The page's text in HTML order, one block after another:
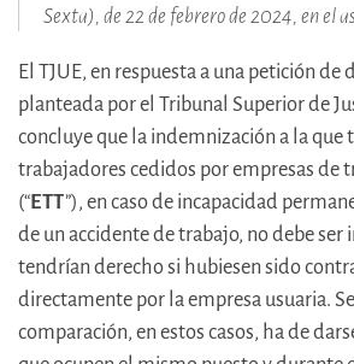
Sexta), de 22 de febrero de 2024, en el
El TJUE, en respuesta a una petición de
planteada por el Tribunal Superior de
concluye que la indemnización a la que
trabajadores cedidos por empresas de
(“ETT”), en caso de incapacidad
de un accidente de trabajo, no debe ser
tendrían derecho si hubiesen sido
directamente por la empresa usuaria.
comparación, en estos casos, ha de